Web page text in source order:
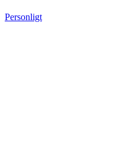
Personligt